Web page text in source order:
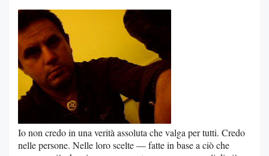
Io non credo in una verità assoluta che valga per tutti. Credo
nelle persone. Nelle loro scelte — fatte in base a ciò che